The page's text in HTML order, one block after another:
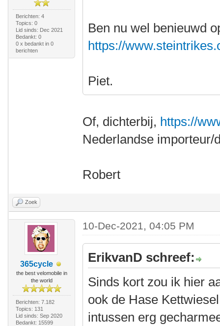
Berichten: 4
Topics: 0
Lid sinds: Dec 2021
Bedankt: 0
0 x bedankt in 0
berichten
Ben nu wel benieuwd
https://
Piet.
Of, dichterbij, https://
Nederlandse
Robert
Zoek
365cycle
the best velomobile in
the world
Berichten: 7.182
Topics: 131
Lid sinds: Sep 2020
Bedankt: 15599
10-Dec-2021, 04:05 PM
ErikvanD schreef:
Sinds kort zou ik hier
ook de Hase
intussen erg